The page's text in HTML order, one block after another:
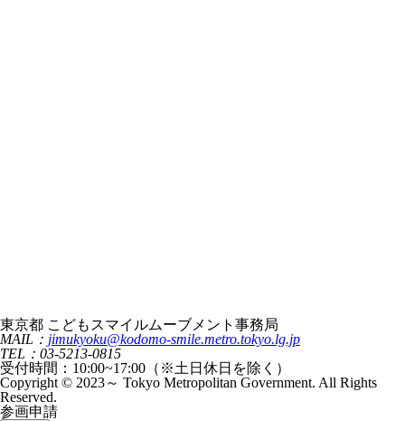
東京都 こどもスマイルムーブメント事務局
MAIL： jimukyoku@kodomo-smile.metro.tokyo.lg.jp
TEL：03-5213-0815
受付時間：10:00~17:00（※土日休日を除く）
Copyright © 2023～ Tokyo Metropolitan Government. All Rights
Reserved.
参画申請